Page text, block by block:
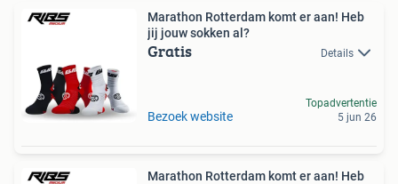
Marathon Rotterdam komt er aan! Heb
jij jouw sokken al?
Gratis Details
Bezoek website
Topadvertentie
5 jun 26
Marathon Rotterdam komt er aan! Heb